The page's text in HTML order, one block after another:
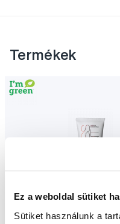
Ez a weboldal sütiket
Sütiket használunk a
Termékek